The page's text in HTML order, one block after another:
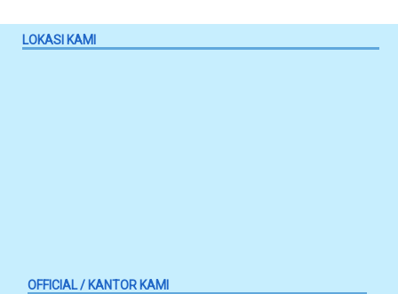
LOKASI KAMI
OFFICIAL / KANTOR KAMI